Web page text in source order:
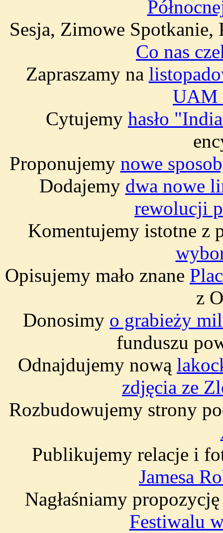
Sesja, Zimowe
Co nas
Zapraszamy na
UAM
Cytujemy hasło
Proponujemy nowe
Dodajemy dwa nowe
rewolucji
Komentujemy istotne z
Opisujemy mało znane
z
Donosimy o grabieży
funduszu
Odnajdujemy nową
zdjęcia ze
Rozbudowujemy strony
Publikujemy relacje i
Jamesa
Nagłaśniamy
Festiwalu